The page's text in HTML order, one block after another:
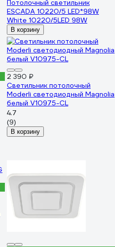
Потолочный светильник
ESCADA 10220/5 LED*98W
White 10220/5LED 98W
В корзину
2 390 ₽
Светильник потолочный
Moderli светодиодный Magnolia
белый V10975-CL
4.7
(9)
В корзину